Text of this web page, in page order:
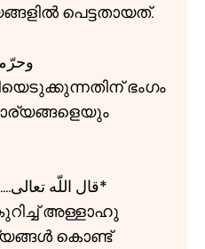
പെട്ടതായത്.
ഭംഗം
قال اللّه تعالی.... *۝يأمرهم.........الخبٰٓئث۝*
അള്ളാഹു
കൊണ്ട്